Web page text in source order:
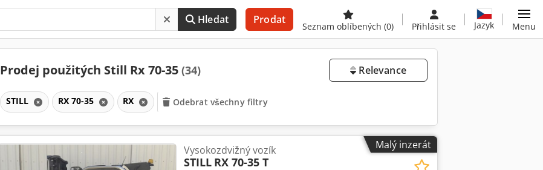
Hledat Prodat
Seznam oblíbených (0) Přihlásit se Jazyk Menu
Prodej použitých Still Rx 70-35 (34) Relevance
STILL RX 70-35 RX Odebrat všechny filtry
Malý inzerát
Vysokozdvižný vozík
STILL RX 70-35 T